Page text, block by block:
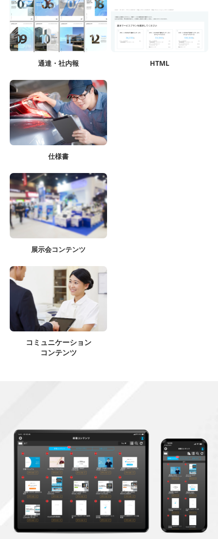
通達・社内報 HTML
仕様書
展示会コンテンツ
コミュニケーション
コンテンツ